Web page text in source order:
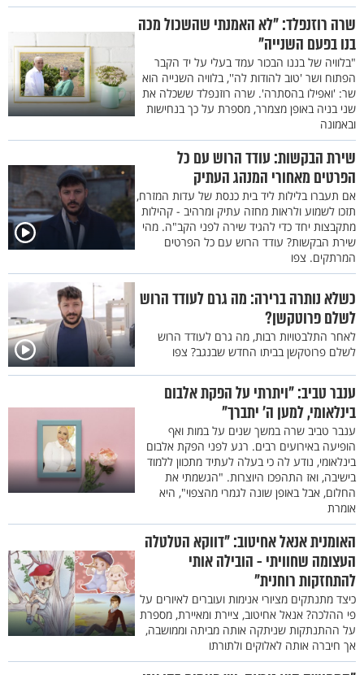
שרה רוזנפלד: "לא האמנתי שהשכול מכה
בנו בפעם השנייה"
"בלוויה של בננו הבכור עמד בעלי על יד הקבר
הפתוח ושר 'טוב להודות לה'', בלוויה השנייה הוא
שר: 'ואפילו בהסתרה'. שרה רוזנפלד ששכלה את
שני בניה באופן מצמרר, מספרת על כך בנחישות
ובאמונה
שירת הבקשות: עודד הרוש עם כל
הפרטים מאחורי המנהג העתיק
אם תעברו בלילות ליד בית כנסת של עדות המזרח,
תזכו לשמוע ולראות מחזה עתיק ומרהיב - קהילות
מתקבצות יחד כדי להגיד שירה לפני הקב"ה. מהי
שירת הבקשות? עודד הרוש עם כל הפרטים
המרתקים. צפו
כשלא נותרה ברירה: מה גרם לעודד הרוש
לשלם פרוטקשן?
לאחר התלבטויות רבות, מה גרם לעודד הרוש
לשלם פרוטקשן בביתו החדש שבנגב? צפו
ענבר טביב: "ויתרתי על הפקת אלבום
בינלאומי, למען ה' יתברך"
ענבר טביב שרה במשך שנים על במות ואף
הופיעה באירועים רבים. רגע לפני הפקת אלבום
בינלאומי, נודע לה כי בעלה לעתיד מתכוון ללמוד
בישיבה, ואז התהפכו היוצרות. "הגשמתי את
החלום, אבל באופן שונה לגמרי מהצפוי", היא
אומרת
האומנית אנאל אחיטוב: "דווקא הטלטלה
העצומה שחוויתי - הובילה אותי
להתחזקות רוחנית"
כיצד מתנתקים מציורי אנימות ועוברים לאיורים על
פי ההלכה? אנאל אחיטוב, ציירת ומאיירת, מספרת
על ההתנתקות שניתקה אותה מביתה וממושבה,
אך חיברה אותה לאלוקים ולתורתו